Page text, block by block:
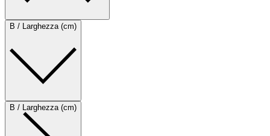
B / Larghezza (cm)
B / Larghezza (cm)